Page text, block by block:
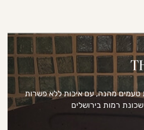
טעמים מהנה, עם איכות ללא פשרות
רמות בירושלים